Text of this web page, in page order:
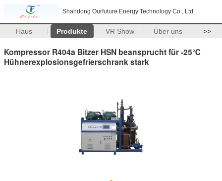
Shandong Ourfuture Energy Technology Co., Ltd.
Haus Produkte VR Show Über uns >>
Kompressor R404a Bitzer HSN beansprucht für -25℃
Hühnerexplosionsgefrierschrank stark